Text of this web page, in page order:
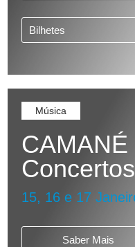
Bilhetes
Música
Concertos
15, 16 e 17
Saber Mais